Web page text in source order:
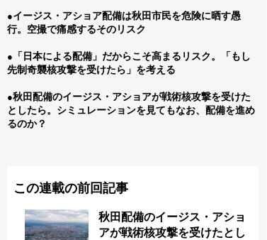
●イージス・アショア配備は秋田市民を危険に晒す愚
行。空撮で痛感するそのリスク
● 「日本による配備」だからこそ高まるリスク。「もし
先制奇襲核攻撃を受けたら」を考える
●秋田配備のイージス・アショアが戦術核攻撃を受けた
としたら。シミュレーションを見てもなお、配備を進め
るのか？
この連載の前回記事
秋田配備のイージス・アショ
アが戦術核攻撃を受けたとし